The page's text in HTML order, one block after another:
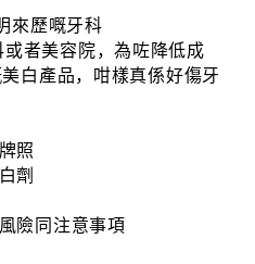
來歷嘅牙科
者美容院，為咗降低成
白產品，咁樣真係好傷牙
照
劑
險同注意事項